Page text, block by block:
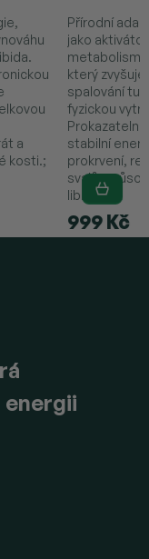
a
kosti.;
999 Kč
Přírodní
jako aktivátor
který zvyšuje
spalování
fyzickou
stabilní
prokrvení,
svalů a
libido.